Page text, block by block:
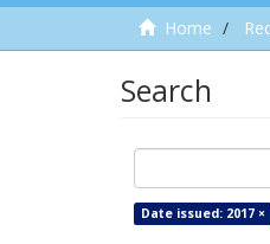
Home
Search
Date issued: 2017 ×